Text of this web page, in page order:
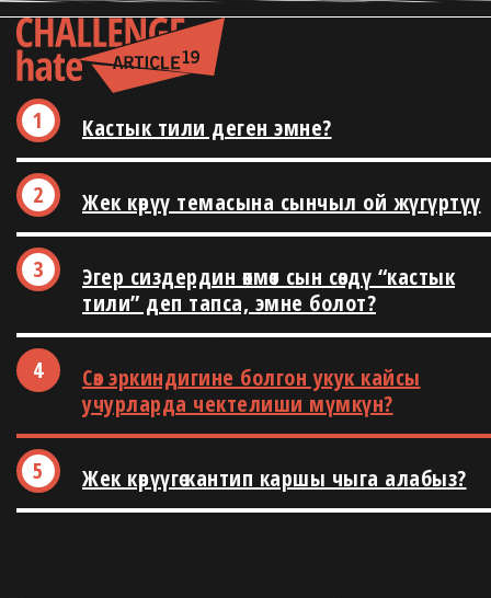
Кастык тили деген эмне?
Жек көрүү темасына сынчыл ой жүгүртүү
Эгер сиздердин өкмөт сын сөздү “кастык
тили” деп тапса, эмне болот?
Сөз эркиндигине болгон укук кайсы
учурларда чектелиши мүмкүн?
Жек көрүүгө кантип каршы чыга алабыз?